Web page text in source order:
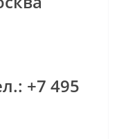
7PD
495